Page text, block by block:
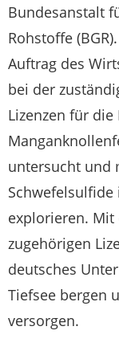
Bundesanstalt
Rohstoffe
Auftrag des
bei der
Lizenzen für
untersucht und
Schwefelsulfide
explorieren. Mit
zugehörigen
deutsches
Tiefsee bergen
versorgen.